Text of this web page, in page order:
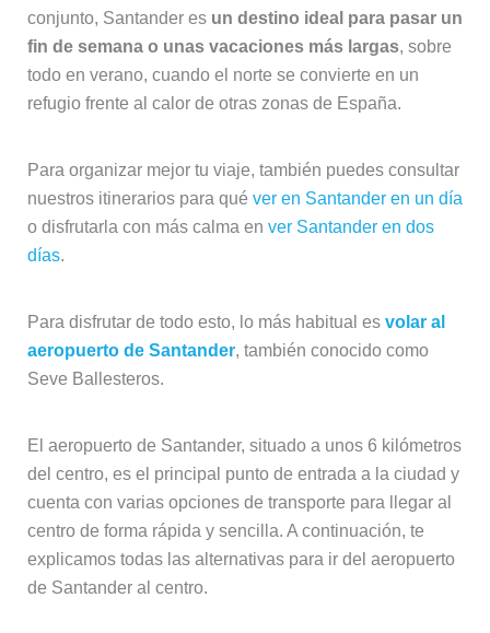
conjunto, Santander es un destino ideal para pasar un
fin de semana o unas vacaciones más largas, sobre
todo en verano, cuando el norte se convierte en un
refugio frente al calor de otras zonas de España.
Para organizar mejor tu viaje, también puedes consultar
nuestros itinerarios para qué ver en Santander en un día
o disfrutarla con más calma en ver Santander en dos
días.
Para disfrutar de todo esto, lo más habitual es volar al
aeropuerto de Santander, también conocido como
Seve Ballesteros.
El aeropuerto de Santander, situado a unos 6 kilómetros
del centro, es el principal punto de entrada a la ciudad y
cuenta con varias opciones de transporte para llegar al
centro de forma rápida y sencilla. A continuación, te
explicamos todas las alternativas para ir del aeropuerto
de Santander al centro.